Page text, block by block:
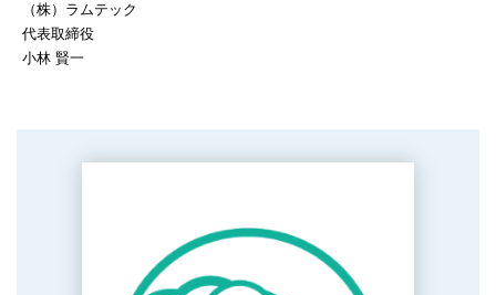
（株）ラムテック
代表取締役
小林 賢一